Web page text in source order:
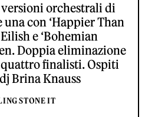
orchestrali di
una con ‘Happier Than
e ‘Bohemian
Doppia eliminazione
finalisti. Ospiti
Brina Knauss
STONE IT